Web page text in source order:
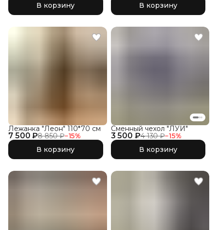
В корзину В корзину
7 500 ₽8 850 ₽−15%
Лежанка "Леон" 110*70 см
В корзину
3 500 ₽4 130 ₽−15%
Сменный чехол "ЛУИ"
В корзину